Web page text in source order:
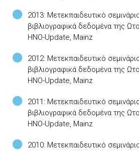
2013: Μετεκπαιδευτικό
βιβλιογραφικά δεδομένα της
HNO-Update, Mainz
2012: Μετεκπαιδευτικό
βιβλιογραφικά δεδομένα της
HNO-Update, Mainz
2011: Μετεκπαιδευτικό
βιβλιογραφικά δεδομένα της
HNO-Update, Mainz
2010: Μετεκπαιδευτικό